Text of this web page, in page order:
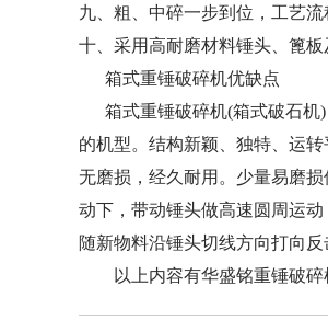
九、粗、中碎一步到位，工艺流
十、采用高耐磨材料锤头、篦板
箱式重锤破碎机优缺点
箱式重锤破碎机(箱式破石机)
的机型。结构新颖、独特、运
无磨损，经久耐用。少量易磨
动下，带动锤头做高速圆周运
随新物料沿锤头切线方向打向
以上内容有华盛铭重锤破碎